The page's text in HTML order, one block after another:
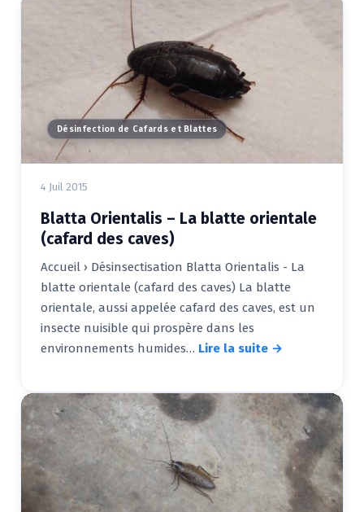
Désinfection de Cafards et Blattes
4 Juil 2015
Blatta Orientalis – La blatte orientale
(cafard des caves)
Accueil › Désinsectisation Blatta Orientalis - La
blatte orientale (cafard des caves) La blatte
orientale, aussi appelée cafard des caves, est un
insecte nuisible qui prospère dans les
environnements humides… Lire la suite →